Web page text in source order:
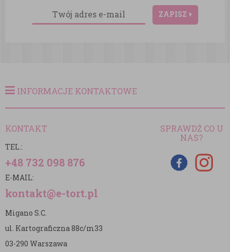
ZAPISZ
INFORMACJE KONTAKTOWE
KONTAKT
TEL.:
+48 732 098 876
E-MAIL:
kontakt@e-tort.pl
Migano S.C.
ul. Kartograficzna 88c/m33
03-290 Warszawa
SPRAWDŹ CO U
NAS?